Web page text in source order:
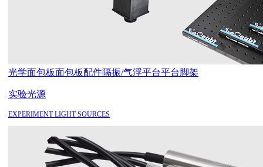
光学面包板面包板配件隔振/气浮平台平台脚架
实验光源
EXPERIMENT LIGHT SOURCES